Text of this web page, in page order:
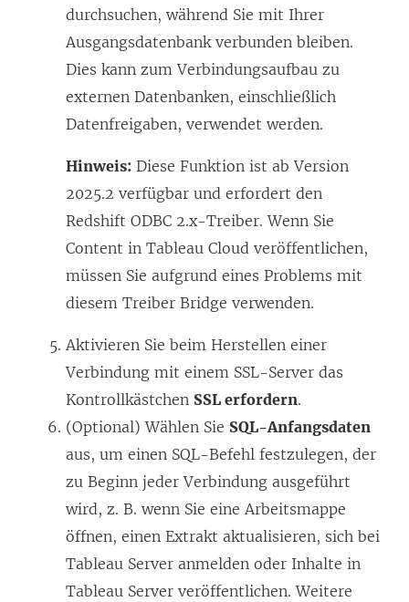
durchsuchen, während Sie mit Ihrer
Ausgangsdatenbank verbunden bleiben.
Dies kann zum Verbindungsaufbau zu
externen Datenbanken, einschließlich
Datenfreigaben, verwendet werden.
Hinweis: Diese Funktion ist ab Version
2025.2 verfügbar und erfordert den
Redshift ODBC 2.x-Treiber. Wenn Sie
Content in Tableau Cloud veröffentlichen,
müssen Sie aufgrund eines Problems mit
diesem Treiber Bridge verwenden.
Aktivieren Sie beim Herstellen einer
Verbindung mit einem SSL-Server das
Kontrollkästchen SSL erfordern.
(Optional) Wählen Sie SQL-Anfangsdaten
aus, um einen SQL-Befehl festzulegen, der
zu Beginn jeder Verbindung ausgeführt
wird, z. B. wenn Sie eine Arbeitsmappe
öffnen, einen Extrakt aktualisieren, sich bei
Tableau Server anmelden oder Inhalte in
Tableau Server veröffentlichen. Weitere